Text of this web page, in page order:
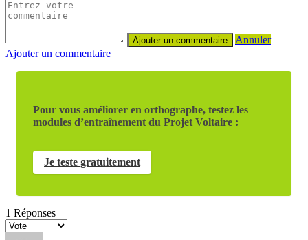
Annuler
Ajouter un commentaire
Pour vous améliorer en orthographe, testez les
modules d’entraînement du Projet Voltaire :
Je teste gratuitement
1 Réponses